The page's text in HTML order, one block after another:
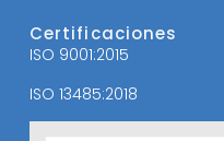
Certificaciones
ISO 9001:2015
ISO 13485:2018